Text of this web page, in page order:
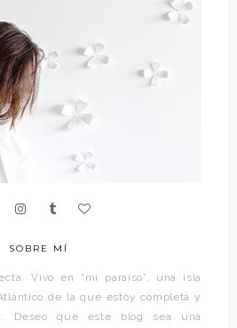
SOBRE MÍ
Vivo en “mi paraíso”, una isla
de la que estoy completa y
Deseo que este blog sea una